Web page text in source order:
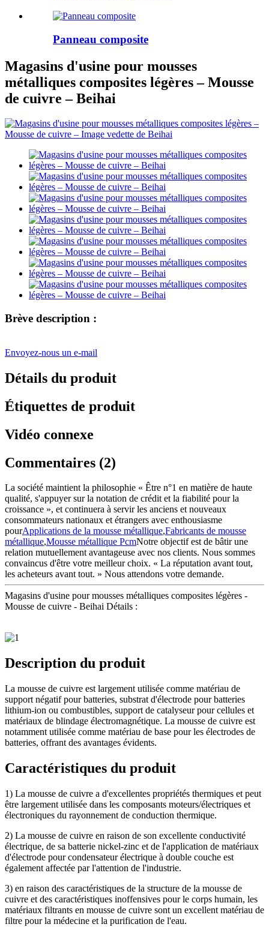
Panneau composite
Magasins d'usine pour mousses
métalliques composites légères – Mousse
de cuivre – Beihai
Brève description :
Envoyez-nous un e-mail
Détails du produit
Étiquettes de produit
Vidéo connexe
Commentaires (2)
La société maintient la philosophie « Être n°1 en matière de haute
qualité, s'appuyer sur la notation de crédit et la fiabilité pour la
croissance », et continuera à servir les anciens et nouveaux
consommateurs nationaux et étrangers avec enthousiasme
pourApplications de la mousse métallique,Fabricants de mousse
métallique,Mousse métallique PcmNotre objectif est de bâtir une
relation mutuellement avantageuse avec nos clients. Nous sommes
convaincus d'être votre meilleur choix. « La réputation avant tout,
les acheteurs avant tout. » Nous attendons votre demande.
Magasins d'usine pour mousses métalliques composites légères -
Mousse de cuivre - Beihai Détails :
Description du produit
La mousse de cuivre est largement utilisée comme matériau de
support négatif pour batteries, substrat d'électrode pour batteries
lithium-ion ou combustibles, support de catalyseur pour cellules et
matériaux de blindage électromagnétique. La mousse de cuivre est
notamment utilisée comme matériau de base pour les électrodes de
batteries, offrant des avantages évidents.
Caractéristiques du produit
1) La mousse de cuivre a d'excellentes propriétés thermiques et peut
être largement utilisée dans les composants moteurs/électriques et
électroniques du rayonnement de conduction thermique.
2) La mousse de cuivre en raison de son excellente conductivité
électrique, de sa batterie nickel-zinc et de l'application de matériaux
d'électrode pour condensateur électrique à double couche est
également affectée par l'attention de l'industrie.
3) en raison des caractéristiques de la structure de la mousse de
cuivre et des caractéristiques inoffensives pour le corps humain, les
matériaux filtrants en mousse de cuivre sont un excellent matériau de
filtre pour la médecine et la purification de l'eau.